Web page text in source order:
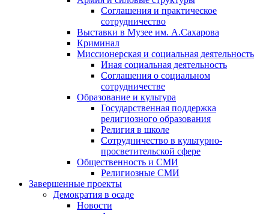
Соглашения и практическое
сотрудничество
Выставки в Музее им. А.Сахарова
Криминал
Миссионерская и социальная деятельность
Иная социальная деятельность
Соглашения о социальном
сотрудничестве
Образование и культура
Государственная поддержка
религиозного образования
Религия в школе
Сотрудничество в культурно-
просветительской сфере
Общественность и СМИ
Религиозные СМИ
Завершенные проекты
Демократия в осаде
Новости